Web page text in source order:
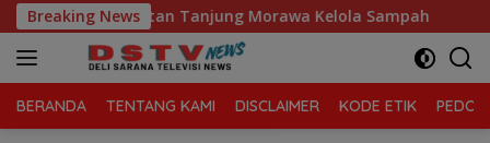
Langsung
ke
konten
Breaking News
Sari, Kecamatan Tanjung Morawa Kelola Sampah
BERANDA TENTANG KAMI DISCLAIMER KODE ETIK